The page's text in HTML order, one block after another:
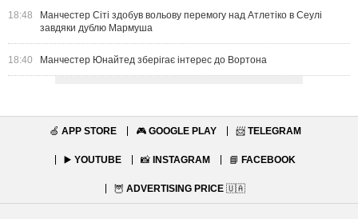
18:48
Манчестер Сіті здобув вольову перемогу над Атлетіко в Сеулі
завдяки дублю Мармуша
18:40 Манчестер Юнайтед зберігає інтерес до Вортона
🍏 APP STORE 🎮 GOOGLE PLAY 📨 TELEGRAM
▶️ YOUTUBE 📸 INSTAGRAM 📘 FACEBOOK
🦉 ADVERTISING PRICE 🇺🇦